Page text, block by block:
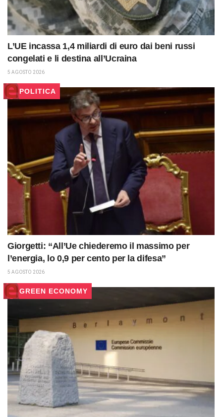
L’UE incassa 1,4 miliardi di euro dai beni russi
congelati e li destina all’Ucraina
5 AGOSTO 2026
POLITICA
Giorgetti: “All’Ue chiederemo il massimo per
l’energia, lo 0,9 per cento per la difesa”
5 AGOSTO 2026
GREEN ECONOMY